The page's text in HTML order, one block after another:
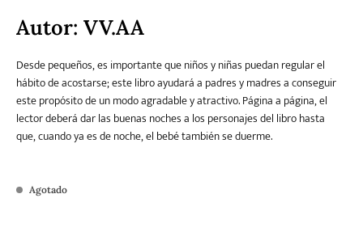
Teatro Varios Young Adult
Autor: VV.AA
Desde pequeños, es importante que niños y niñas puedan regular el
hábito de acostarse; este libro ayudará a padres y madres a conseguir
este propósito de un modo agradable y atractivo. Página a página, el
lector deberá dar las buenas noches a los personajes del libro hasta
que, cuando ya es de noche, el bebé también se duerme.
Agotado